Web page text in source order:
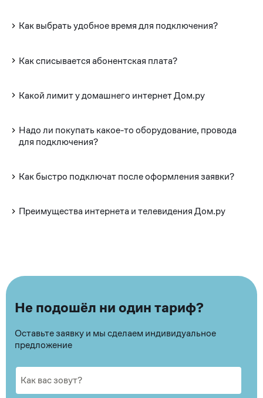
Как выбрать удобное время для подключения?
Как списывается абонентская плата?
Какой лимит у домашнего интернет Дом.ру
Надо ли покупать какое-то оборудование, провода
для подключения?
Как быстро подключат после оформления заявки?
Преимущества интернета и телевидения Дом.ру
Не подошёл ни один тариф?
Оставьте заявку и мы сделаем индивидуальное
предложение